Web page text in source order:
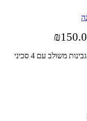
₪150.0
סט לוח עץ מהודר ACACIA לחיתוך גבינות משולב עם 4 סכיני